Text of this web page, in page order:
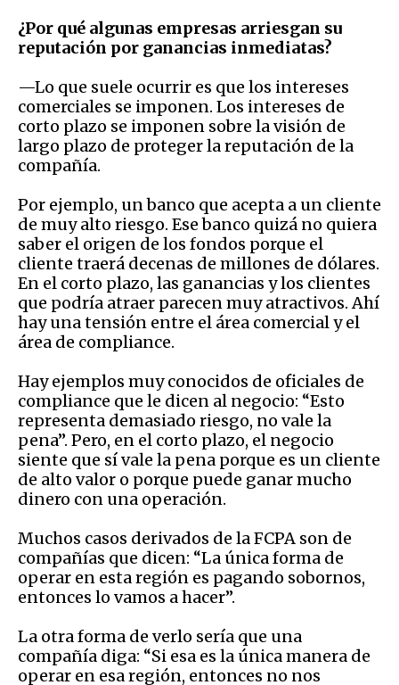
¿Por qué algunas empresas arriesgan su
reputación por ganancias inmediatas?
—Lo que suele ocurrir es que los intereses
comerciales se imponen. Los intereses de
corto plazo se imponen sobre la visión de
largo plazo de proteger la reputación de la
compañía.
Por ejemplo, un banco que acepta a un cliente
de muy alto riesgo. Ese banco quizá no quiera
saber el origen de los fondos porque el
cliente traerá decenas de millones de dólares.
En el corto plazo, las ganancias y los clientes
que podría atraer parecen muy atractivos. Ahí
hay una tensión entre el área comercial y el
área de compliance.
Hay ejemplos muy conocidos de oficiales de
compliance que le dicen al negocio: “Esto
representa demasiado riesgo, no vale la
pena”. Pero, en el corto plazo, el negocio
siente que sí vale la pena porque es un cliente
de alto valor o porque puede ganar mucho
dinero con una operación.
Muchos casos derivados de la FCPA son de
compañías que dicen: “La única forma de
operar en esta región es pagando sobornos,
entonces lo vamos a hacer”.
La otra forma de verlo sería que una
compañía diga: “Si esa es la única manera de
operar en esa región, entonces no nos